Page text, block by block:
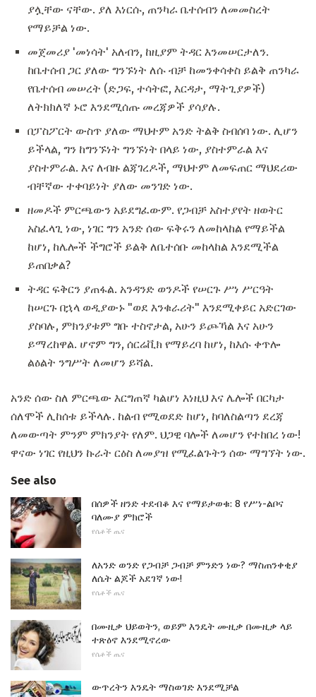
ያሏቸው ናቸው. ያለ እነርሱ, ጠንካራ ቤተሰብን ለመመስረት
የማይቻል ነው.
መጀመሪያ 'መነሳት' አለብን, ከዚያም ትዳር እንመሠርታለን.
ከቤተሰብ ጋር ያለው ግንኙነት ለሱ ብቻ ከመንቀሳቀስ ይልቅ ጠንካራ
የቤተሰብ መሠረት (ድጋፍ, ተሳትፎ, እርዳታ, ማትጊያዎች)
ለትክክለኛ ኑሮ እንደሚሰጡ መረጃዎች ያሳያሉ.
በፓስፖርት ውስጥ ያለው ማህተም አንድ ትልቅ ስብሰባ ነው. ሊሆን
ይችላል, ግን ከግንኙነት ግንኙነት በላይ ነው, ያስተምራል እና
ያስተምራል. እና ለብዙ ልጃገረዶች, ማህተም ለመፍጠር ማህደሪው
ብቸኛው ተቀባይነት ያለው መንገድ ነው.
ዘመዶች ምርጫውን አይደግፈውም. የጋብቻ አስተያየት ዘወትር
አስፈላጊ ነው, ነገር ግን አንድ ሰው ፍቅሩን ለመከላከል የማይችል
ከሆነ, ከሌሎች ችግሮች ይልቅ ለቤተሰቡ መከላከል እንደሚችል
ይጠበቃል?
ትዳር ፍቅርን ያጠፋል. አንዳንድ ወንዶች የሠርጉ ሥነ ሥርዓት
ከሠርጉ በኋላ ወዲያውኑ "ወደ እንቁራሪት" እንደሚቀይር አድርገው
ያስባሉ, ምክንያቱም ግቡ ተስኖታል, አሁን ይጮኻል እና አሁን
ይማረከዋል. ሆኖም ግን, ሰርሬቪክ የማይረባ ከሆነ, ከእሱ ቀጥሎ
ልዕልት ንግሥት ለመሆን ይሻል.
አንድ ሰው ስለ ምርጫው እርግጠኛ ካልሆነ እነዚህ እና ሌሎች በርካታ
ሰለሞች ሊከሰቱ ይችላሉ. ከልብ የሚወደድ ከሆነ, ከባለስልጣን ደረጃ
ለመውጣት ምንም ምክንያት የለም. ህጋዊ ባሎች ለመሆን የተከበረ ነው!
ዋናው ነገር የዚህን ኩራት ርዕስ ለመያዝ የሚፈልጉትን ሰው ማግኘት ነው.
See also
በሰዎች ዘንድ ተደብቆ እና የማይታወቁ: 8 የሥነ-ልቦና
ባለሙያ ምክሮች
የሴቶች ጤና
ለአንድ ወንድ የጋብቻ ጋብቻ ምንድን ነው? ማስጠንቀቂያ
ለሴት ልጆች አደገኛ ነው!
የሴቶች ጤና
በሙዚቃ ህይወትን, ወይም እንዴት ሙዚቃ በሙዚቃ ላይ
ተጽዕኖ እንደሚኖረው
የሴቶች ጤና
ውጥረትን እንዴት ማስወገድ እንደሚቻል